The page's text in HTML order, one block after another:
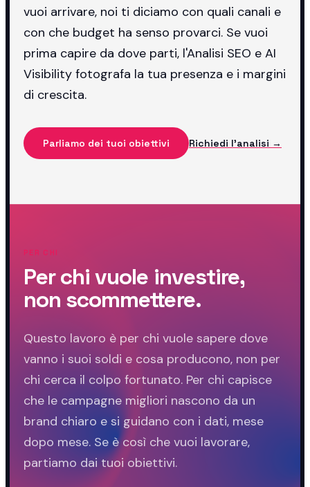
vuoi arrivare, noi ti diciamo con quali canali e
con che budget ha senso provarci. Se vuoi
prima capire da dove parti, l'Analisi SEO e AI
Visibility fotografa la tua presenza e i margini
di crescita.
Parliamo dei tuoi obiettivi Richiedi l'analisi →
PER CHI
Per chi vuole investire,
non scommettere.
Questo lavoro è per chi vuole sapere dove
vanno i suoi soldi e cosa producono, non per
chi cerca il colpo fortunato. Per chi capisce
che le campagne migliori nascono da un
brand chiaro e si guidano con i dati, mese
dopo mese. Se è così che vuoi lavorare,
partiamo dai tuoi obiettivi.